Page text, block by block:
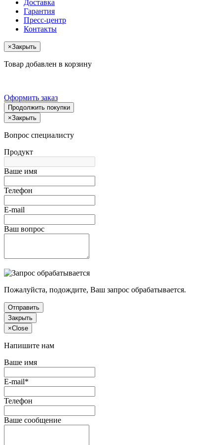
Доставка
Гарантия
Пресс-центр
Контакты
×Закрыть
Товар добавлен в корзину
Оформить заказ
Продолжить покупки
×Закрыть
Вопрос специалисту
Продукт
Ваше имя
Телефон
E-mail
Ваш вопрос
Пожалуйста, подождите, Ваш запрос обрабатывается.
Отправить
Закрыть
×Close
Напишите нам
Ваше имя
E-mail*
Телефон
Ваше сообщение